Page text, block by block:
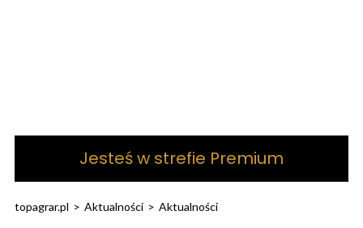
Jesteś w strefie Premium
topagrar.pl > Aktualności > Aktualności